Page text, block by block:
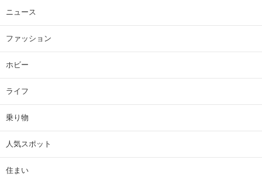
ニュース
ファッション
ホビー
ライフ
乗り物
人気スポット
住まい